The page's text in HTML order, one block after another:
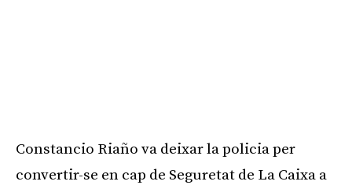
Constancio Riaño va deixar la policia per
convertir-se en cap de Seguretat de La Caixa a